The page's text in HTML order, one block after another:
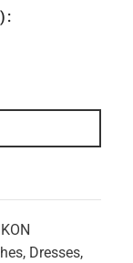
, Dresses,